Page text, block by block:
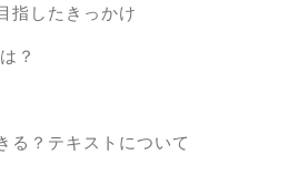
指したきっかけ
？
る？テキストについて